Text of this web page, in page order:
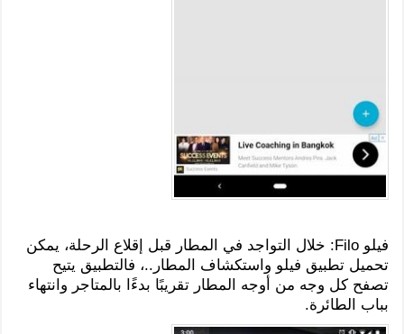
فيلو Filo: خلال التواجد في المطار قبل إقلاع الرحلة، يمكن
تحميل تطبيق فيلو واستكشاف المطار..، فالتطبيق يتيح
تصفح كل وجه من أوجه المطار تقريبًا بدءًا بالمتاجر وانتهاء
بباب الطائرة.